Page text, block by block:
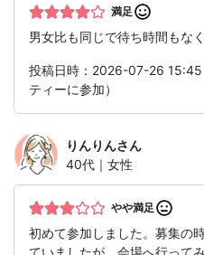
満足
男女比も同じで待ち時間もな
投稿日時：2026-07-26 15:45
ティーに参加）
りんりんさん
40代｜女性
やや満足
初めて参加しました。募集の